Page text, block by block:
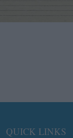
QUICK LINKS